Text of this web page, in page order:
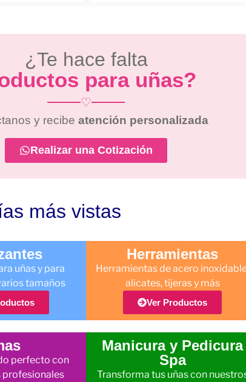
¿Te hace falta
para uñas?
♡
y recibe atención personalizada
Realizar una Cotización
más vistas
uñas y para
tamaños
Herramientas
Herramientas de acero
alicates, tijeras y más
Ver Productos
perfecto con
profesionales
Manicura y Pedicura
Spa
Transforma tus uñas con